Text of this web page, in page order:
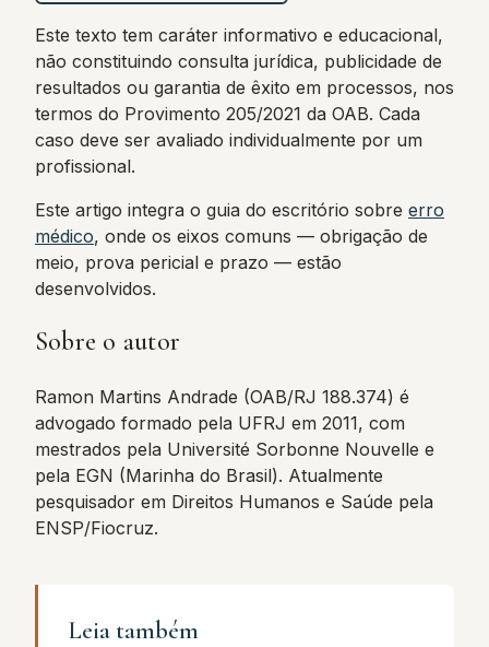
Este texto tem caráter informativo e educacional,
não constituindo consulta jurídica, publicidade de
resultados ou garantia de êxito em processos, nos
termos do Provimento 205/2021 da OAB. Cada
caso deve ser avaliado individualmente por um
profissional.
Este artigo integra o guia do escritório sobre erro
médico, onde os eixos comuns — obrigação de
meio, prova pericial e prazo — estão
desenvolvidos.
Sobre o autor
Ramon Martins Andrade (OAB/RJ 188.374) é
advogado formado pela UFRJ em 2011, com
mestrados pela Université Sorbonne Nouvelle e
pela EGN (Marinha do Brasil). Atualmente
pesquisador em Direitos Humanos e Saúde pela
ENSP/Fiocruz.
Leia também